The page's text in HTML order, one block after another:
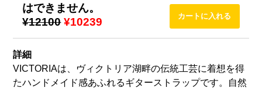
はできません。
¥12100 ¥10239
詳細
VICTORIAは、ヴィクトリア湖畔の伝統工芸に着想を得
たハンドメイド感あふれるギターストラップです。自然